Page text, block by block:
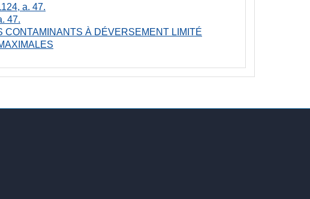
a. 47.
47.
CONTAMINANTS À DÉVERSEMENT LIMITÉ